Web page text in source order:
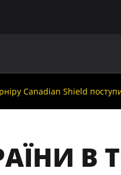
Canadian Shield